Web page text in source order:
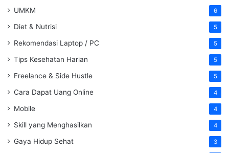
UMKM 6
Diet & Nutrisi 5
Rekomendasi Laptop / PC 5
Tips Kesehatan Harian 5
Freelance & Side Hustle 5
Cara Dapat Uang Online 4
Mobile 4
Skill yang Menghasilkan 4
Gaya Hidup Sehat 3